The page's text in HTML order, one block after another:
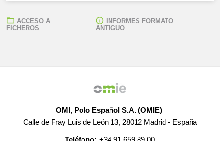
ACCESO A
FICHEROS
INFORMES FORMATO
ANTIGUO
OMI, Polo Español S.A. (OMIE)
Calle de Fray Luis de León 13, 28012 Madrid - España
Teléfono: +34 91 659 89 00